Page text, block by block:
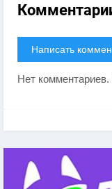
Написать
Нет